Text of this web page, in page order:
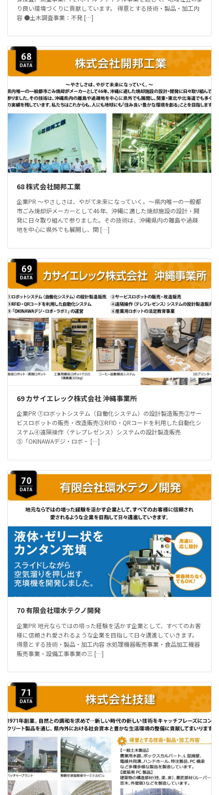
り良い環境づくりに貢献しています。 得意とする技術・製品・加工内
容 ●土木調査事業：不発 […]
68 株式会社開邦工業
企業PR ～やさしさは、やがて未来になっていく。～県内唯一の一般都
市ごみ焼却炉メーカーとして46年、沖縄に適した焼却施設の設計・開
発に日々取り組んで参りました。その技術は、沖縄県内の離島や過疎
地を中心に県外でも展開し、関 […]
69 カサイエレック株式会社 沖縄事業所
企業PR ①ロボットシステム（自働化システム）の設計製造販売②サー
ビスロボットの販売・改造販売③RFID・QRコードを利用した自動化シ
ステム④遠隔操作（テレプレゼンス）システムの設計製造販売
⑤「OKINAWAデジ・ロボ・ […]
70 有限会社環水テクノ開発
企業PR 地元ならではの培った経験を活かす企業として、すべてのお客
様に信頼され愛されるような企業を目指して日々邁進していきます。
得意とする技術・製品・加工内容 水処理機器販売事業・食品加工機器
販売事業・設備工事事業の三 […]